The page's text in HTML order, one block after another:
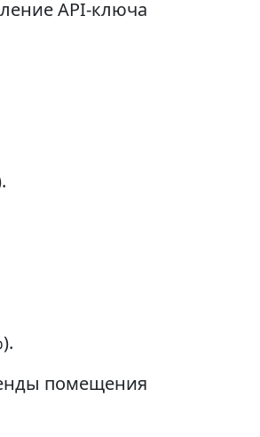
API-ключа
помещения